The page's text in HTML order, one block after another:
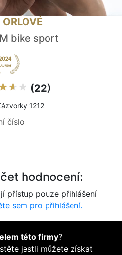
bike sport
(22)
1212
číslo
hodnocení:
přístup pouze přihlášení
sem pro přihlášení.
této firmy?
jestli můžete získat